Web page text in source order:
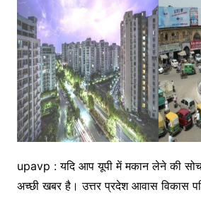
upavp : यदि आप यूपी में मकान लेने की
अच्छी खबर है। उत्तर प्रदेश आवास विकास